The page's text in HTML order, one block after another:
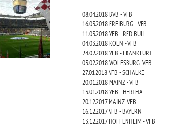
08.04.2018 BVB - VFB
16.03.2018 FREIBURG - VFB
11.03.2018 VFB - RED BULL
04.03.2018 KÖLN - VFB
24.02.2018 VFB - FRANKFURT
03.02.2018 WOLFSBURG- VFB
27.01.2018 VFB - SCHALKE
20.01.2018 MAINZ - VFB
13.01.2018 VFB - HERTHA
20.12.2017 MAINZ- VFB
16.12.2017 VFB - BAYERN
13.12.2017 HOFFENHEIM - VFB